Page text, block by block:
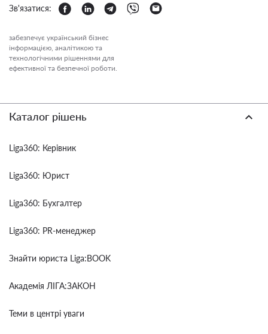
Зв'язатися:
забезпечує український бізнес
інформацією, аналітикою та
технологічними рішеннями для
ефективної та безпечної роботи.
Каталог рішень
Liga360: Керівник
Liga360: Юрист
Liga360: Бухгалтер
Liga360: PR-менеджер
Знайти юриста Liga:BOOK
Академія ЛІГА:ЗАКОН
Теми в центрі уваги